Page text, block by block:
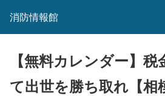
消防情報館
【無料カレンダー】
て出世を勝ち取れ【相